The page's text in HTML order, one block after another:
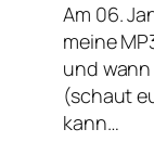
Am 06.
meine
und
(schaut
kann…